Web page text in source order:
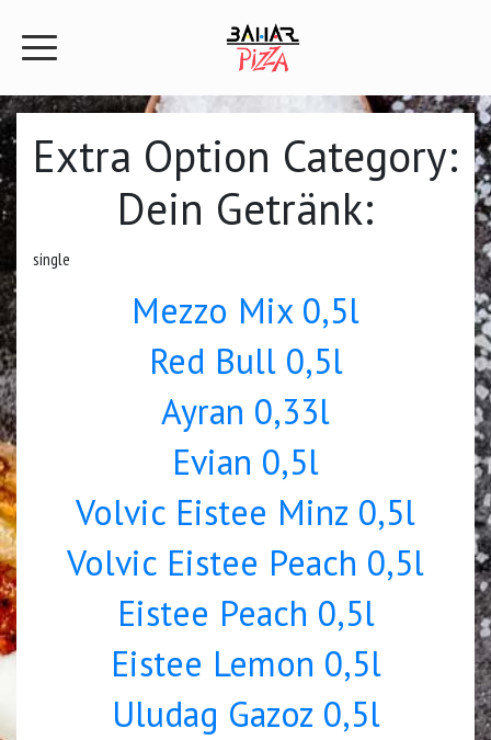
Extra Option Category:
Dein Getränk:
single
Mezzo Mix 0,5l
Red Bull 0,5l
Ayran 0,33l
Evian 0,5l
Volvic Eistee Minz 0,5l
Volvic Eistee Peach 0,5l
Eistee Peach 0,5l
Eistee Lemon 0,5l
Uludag Gazoz 0,5l